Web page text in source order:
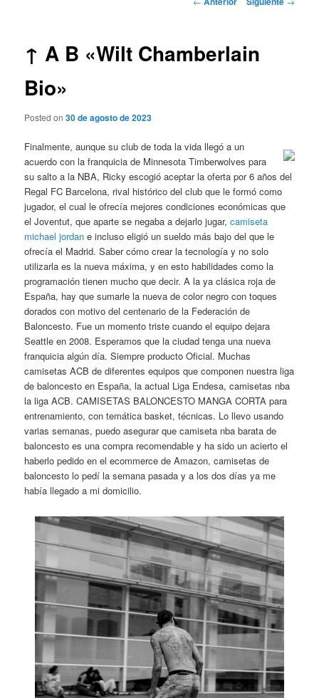
↑ A B «Wilt Chamberlain
Bio»
Posted on30 de agosto de 2023
Finalmente, aunque su club de toda la vida llegó a un
acuerdo con la franquicia de Minnesota Timberwolves para
su salto a la NBA, Ricky escogió aceptar la oferta por 6 años del
Regal FC Barcelona, rival histórico del club que le formó como
jugador, el cual le ofrecía mejores condiciones económicas que
el Joventut, que aparte se negaba a dejarlo jugar,camiseta
michael jordan e incluso eligió un sueldo más bajo del que le
ofrecía el Madrid. Saber cómo crear la tecnología y no solo
utilizarla es la nueva máxima, y en esto habilidades como la
programación tienen mucho que decir. A la ya clásica roja de
España, hay que sumarle la nueva de color negro con toques
dorados con motivo del centenario de la Federación de
Baloncesto. Fue un momento triste cuando el equipo dejara
Seattle en 2008. Esperamos que la ciudad tenga una nueva
franquicia algún día. Siempre producto Oficial. Muchas
camisetas ACB de diferentes equipos que componen nuestra liga
de baloncesto en España, la actual Liga Endesa, camisetas nba
la liga ACB. CAMISETAS BALONCESTO MANGA CORTA para
entrenamiento, con temática basket, técnicas. Lo llevo usando
varias semanas, puedo asegurar que camiseta nba barata de
baloncesto es una compra recomendable y ha sido un acierto el
haberlo pedido en el ecommerce de Amazon, camisetas de
baloncesto lo pedí la semana pasada y a los dos días ya me
había llegado a mi domicilio.